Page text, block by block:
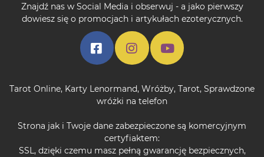
Znajdź nas w Social Media i obserwuj - a jako pierwszy
dowiesz się o promocjach i artykułach ezoterycznych.
Tarot Online, Karty Lenormand, Wróżby, Tarot, Sprawdzone
wróżki na telefon
Strona jak i Twoje dane zabezpieczone są komercyjnym
certyfiaktem:
SSL, dzięki czemu masz pełną gwarancję bezpiecznych,